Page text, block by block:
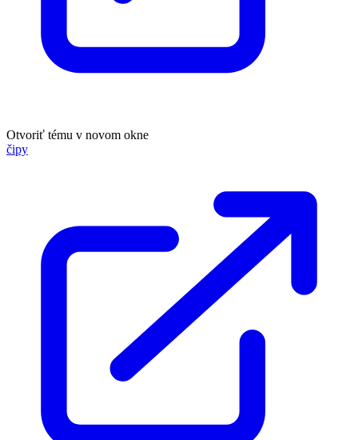
Otvoriť tému v novom okne
čipy